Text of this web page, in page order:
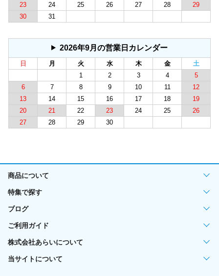
23
24 25 26 27 28
29
30
31
2026年9月の営業日カレンダー
日 月 火 水 木 金
土
1
2 3 4
5
6
7 8 9 10 11
12
13
14 15 16 17 18
19
20
21 22 23 24 25
26
27
28 29 30
商品について
特集で探す
ブログ
ご利用ガイド
株式会社あらいについて
当サイトについて